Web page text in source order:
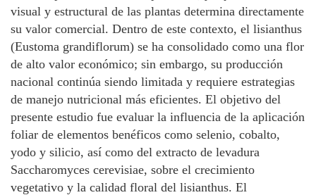
visual y estructural de las plantas determina directamente
su valor comercial. Dentro de este contexto, el lisianthus
(Eustoma grandiflorum) se ha consolidado como una flor
de alto valor económico; sin embargo, su producción
nacional continúa siendo limitada y requiere estrategias
de manejo nutricional más eficientes. El objetivo del
presente estudio fue evaluar la influencia de la aplicación
foliar de elementos benéficos como selenio, cobalto,
yodo y silicio, así como del extracto de levadura
Saccharomyces cerevisiae, sobre el crecimiento
vegetativo y la calidad floral del lisianthus. El